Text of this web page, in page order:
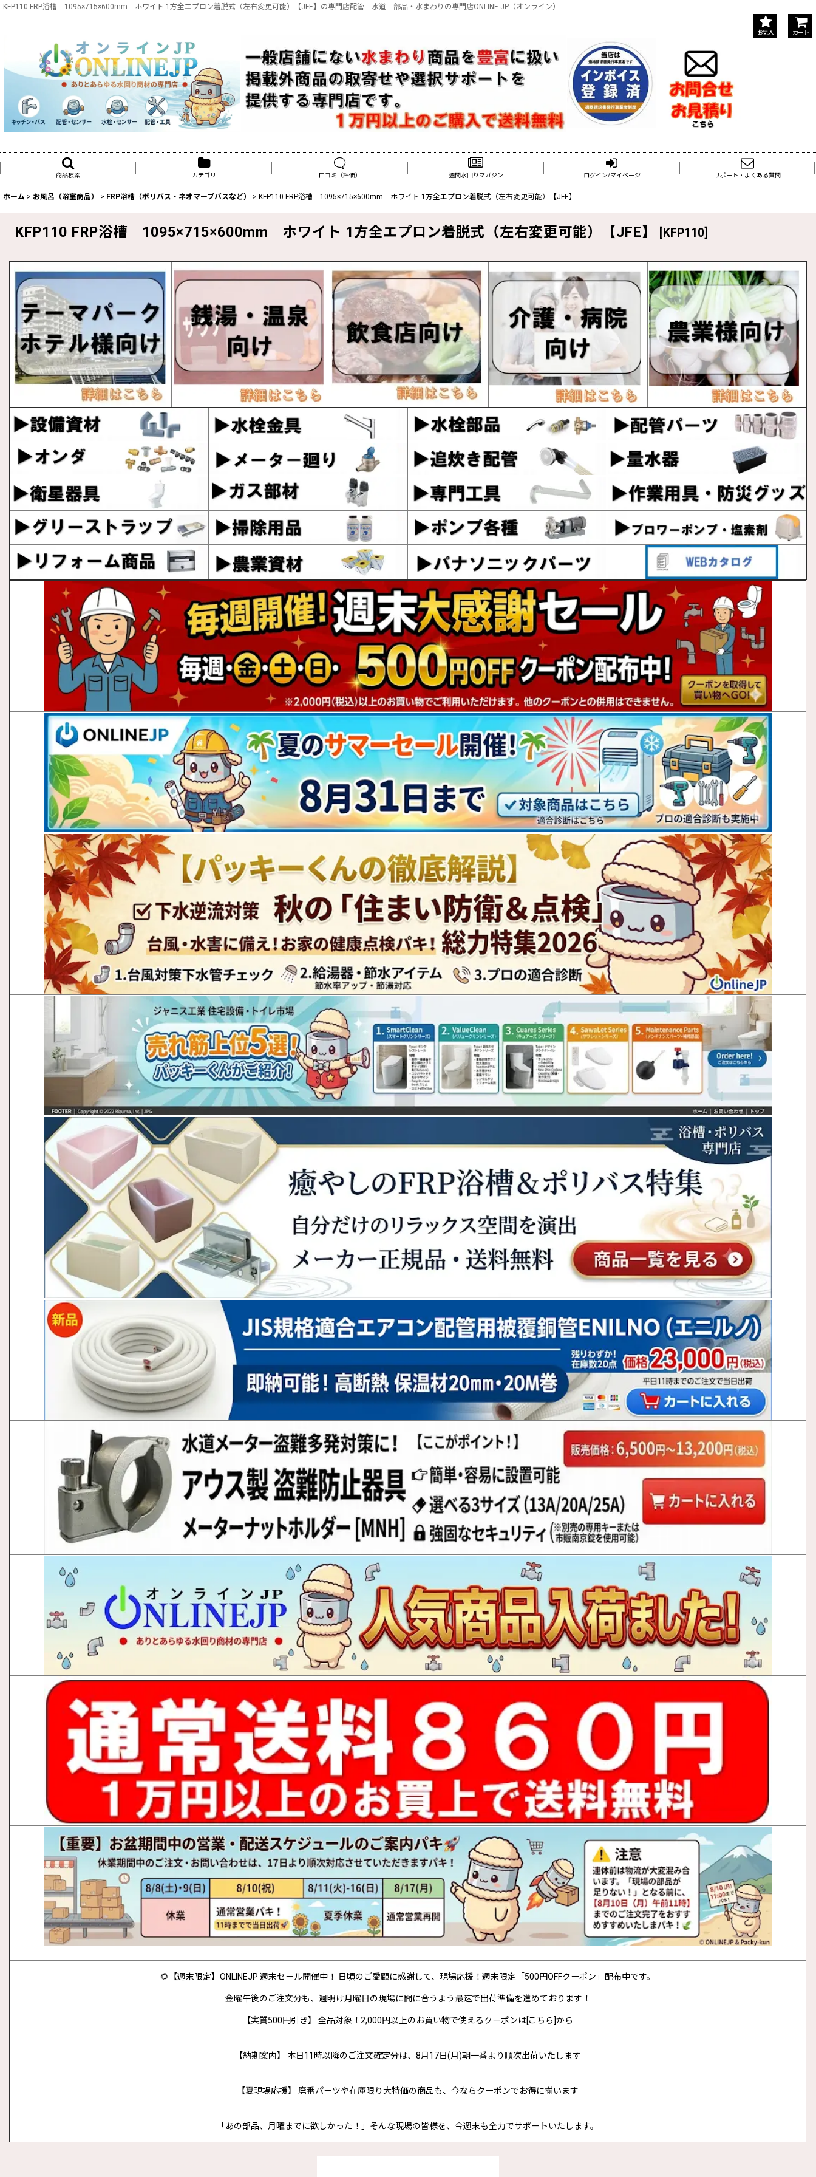
KFP110 FRP浴槽 1095×715×600mm ホワイト 1方全エプロン着脱式（左右変更可能）【JFE】の専門店配管 水道 部品・水まわりの専門店ONLINE JP（オンライン）
お気入 カート
商品検索 カテゴリ 口コミ（評価） 週間水回りマガジン ログイン/マイページ サポート・よくある質問
ホーム > お風呂（浴室商品） > FRP浴槽（ポリバス・ネオマーブバスなど） > KFP110 FRP浴槽 1095×715×600mm ホワイト 1方全エプロン着脱式（左右変更可能）【JFE】
KFP110 FRP浴槽 1095×715×600mm ホワイト 1方全エプロン着脱式（左右変更可能）【JFE】 KFP110
🌻【週末限定】ONLINEJP 週末セール開催中！ 日頃のご愛顧に感謝して、現場応援！週末限定「500円OFFクーポン」配布中です。
金曜午後のご注文分も、週明け月曜日の現場に間に合うよう最速で出荷準備を進めております！
【実質500円引き】 全品対象！2,000円以上のお買い物で使えるクーポンは[こちら]から
【納期案内】 本日11時以降のご注文確定分は、8月17日(月)朝一番より順次出荷いたします
【夏現場応援】 廃番パーツや在庫限り大特価の商品も、今ならクーポンでお得に揃います
「あの部品、月曜までに欲しかった！」そんな現場の皆様を、今週末も全力でサポートいたします。